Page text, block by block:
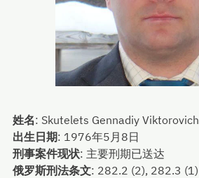
姓名: Skutelets Gennadiy Viktorovich
出生日期: 1976年5月8日
刑事案件现状: 主要刑期已送达
俄罗斯刑法条文: 282.2 (2), 282.3 (1)